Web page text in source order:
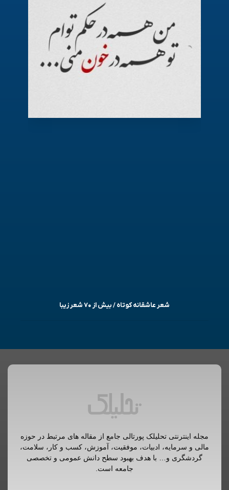
شعر عاشقانه کوتاه / بیش از ۷۰ شعر زیبا
مجله اینترنتی تحلیلک پورتالی جامع از مقاله های مرتبط در حوزه
مالی و سرمایه، ادبیات، موفقیت، آموزش، کسب و کار، سلامت،
گردشگری و… با هدف بهبود سطح دانش عمومی و تخصصی
جامعه است.